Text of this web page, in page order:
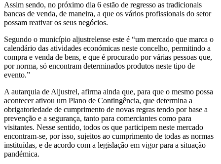
Assim sendo, no próximo dia 6 estão de regresso as tradicionais
bancas de venda, de maneira, a que os vários profissionais do setor
possam reativar os seus negócios.
Segundo o município aljustrelense este é “um mercado que marca o
calendário das atividades económicas neste concelho, permitindo a
compra e venda de bens, e que é procurado por várias pessoas que,
por norma, só encontram determinados produtos neste tipo de
evento.”
A autarquia de Aljustrel, afirma ainda que, para que o mesmo possa
acontecer ativou um Plano de Contingência, que determina a
obrigatoriedade de cumprimento de novas regras tendo por base a
prevenção e a segurança, tanto para comerciantes como para
visitantes. Nesse sentido, todos os que participem neste mercado
encontram-se, por isso, sujeitos ao cumprimento de todas as normas
instituídas, e de acordo com a legislação em vigor para a situação
pandémica.